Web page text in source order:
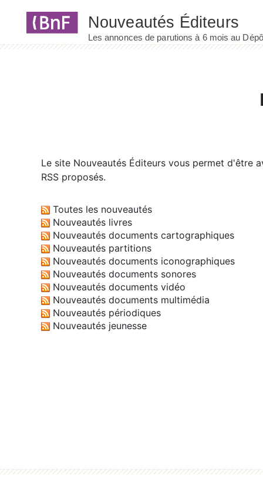
Le site Nouveautés Éditeurs vous permet d'être
RSS proposés.
Toutes les nouveautés
Nouveautés livres
Nouveautés documents cartographiques
Nouveautés partitions
Nouveautés documents iconographiques
Nouveautés documents sonores
Nouveautés documents vidéo
Nouveautés documents multimédia
Nouveautés périodiques
Nouveautés jeunesse